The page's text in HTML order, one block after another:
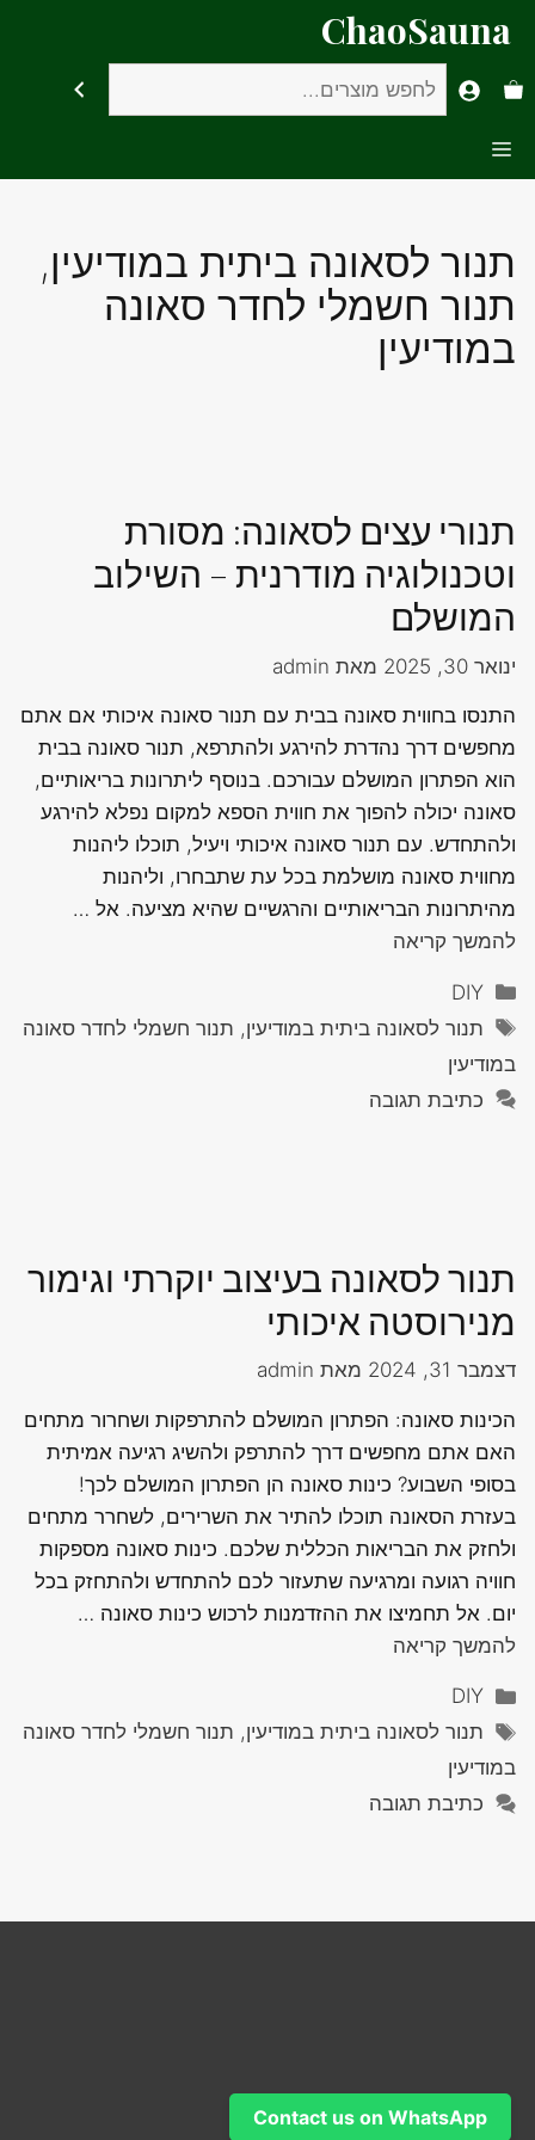
לתוכןChaoSauna
Menu
חיפוש
תנור לסאונה ביתית במודיעין,
תנור חשמלי לחדר סאונה
במודיעין
תנורי עצים לסאונה: מסורת
וטכנולוגיה מודרנית – השילוב
המושלם
ינואר 30, 2025 מאת admin
התנסו בחווית סאונה בבית עם תנור סאונה איכותי אם אתם
מחפשים דרך נהדרת להירגע ולהתרפא, תנור סאונה בבית
הוא הפתרון המושלם עבורכם. בנוסף ליתרונות בריאותיים,
סאונה יכולה להפוך את חווית הספא למקום נפלא להירגע
ולהתחדש. עם תנור סאונה איכותי ויעיל, תוכלו ליהנות
מחווית סאונה מושלמת בכל עת שתבחרו, וליהנות
מהיתרונות הבריאותיים והרגשיים שהיא מציעה. אל …
להמשך קריאה
קטגוריות
DIY
תגיות
תנור לסאונה ביתית במודיעין, תנור חשמלי לחדר סאונה
במודיעין
כתיבת תגובה
תנור לסאונה בעיצוב יוקרתי וגימור
מנירוסטה איכותי
דצמבר 31, 2024 מאת admin
הכינות סאונה: הפתרון המושלם להתרפקות ושחרור מתחים
האם אתם מחפשים דרך להתרפק ולהשיג רגיעה אמיתית
בסופי השבוע? כינות סאונה הן הפתרון המושלם לכך!
בעזרת הסאונה תוכלו להתיר את השרירים, לשחרר מתחים
ולחזק את הבריאות הכללית שלכם. כינות סאונה מספקות
חוויה רגועה ומרגיעה שתעזור לכם להתחדש ולהתחזק בכל
יום. אל תחמיצו את ההזדמנות לרכוש כינות סאונה …
להמשך קריאה
קטגוריות
DIY
תגיות
תנור לסאונה ביתית במודיעין, תנור חשמלי לחדר סאונה
במודיעין
כתיבת תגובה
Contact us on WhatsApp